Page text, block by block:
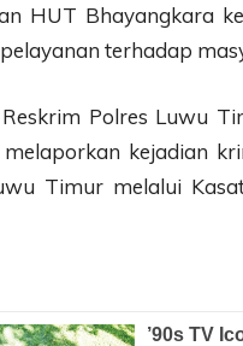
HUT Bhayangkara
terhadap
Polres Luwu
kejadian
Timur melalui